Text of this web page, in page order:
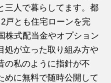
三人で暮らしてます。都
戸とも住宅ローンを完
株式配当金やオプション
処が立った取り組み方や
の私のように指針が不
めに無料で随時公開して